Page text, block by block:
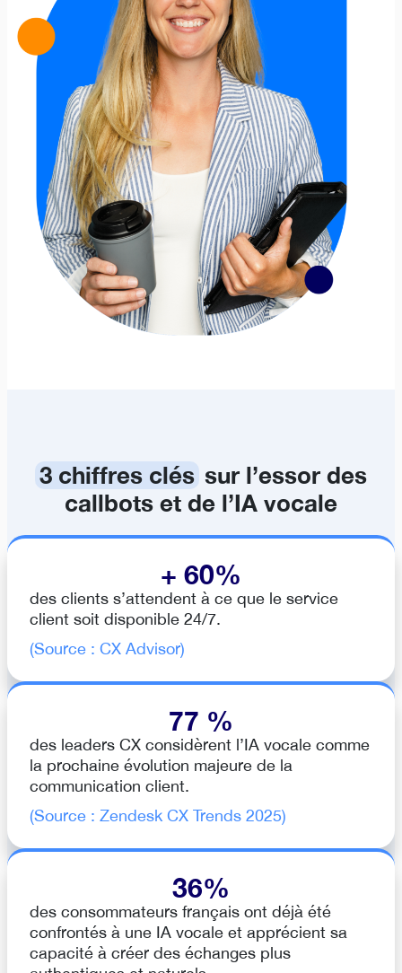
3 chiffres cléssur l’essor des
callbots et de l’IA vocale
+ 60%
des clients s’attendent à ce que le service
client soit disponible 24/7.
(Source : CX Advisor)
77 %
des leaders CX considèrent l’IA vocale comme
la prochaine évolution majeure de la
communication client.
(Source : Zendesk CX Trends 2025)
36%
des consommateurs français ont déjà été
confrontés à une IA vocale et apprécient sa
capacité à créer des échanges plus